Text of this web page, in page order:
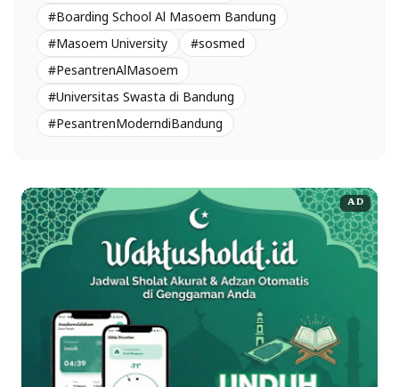
#Boarding School Al Masoem Bandung
#Masoem University
#sosmed
#PesantrenAlMasoem
#Universitas Swasta di Bandung
#PesantrenModerndiBandung
AD